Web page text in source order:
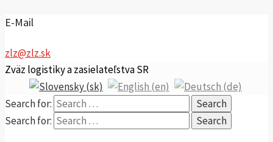
E-Mail
zlz@zlz.sk
Zväz logistiky a zasielateľstva SR
Search for:
Search for: